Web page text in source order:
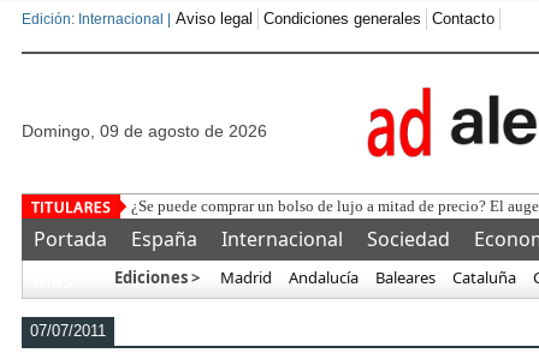
Edición: Internacional | Aviso legal Condiciones generales Contacto
domingo, 09 de agosto de 2026
¿Se puede comprar un bolso de lujo a mitad de precio? El
Portada España Internacional Sociedad
Ediciones > Madrid Andalucía Baleares Cataluña
07/07/2011